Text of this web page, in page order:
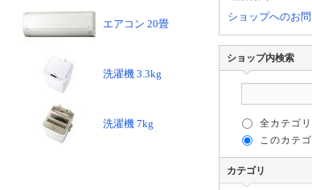
エアコン 20畳
洗濯機 3.3kg
洗濯機 7kg
ショップへのお
ショップ内検索
全カテゴ
このカテ
カテゴリ